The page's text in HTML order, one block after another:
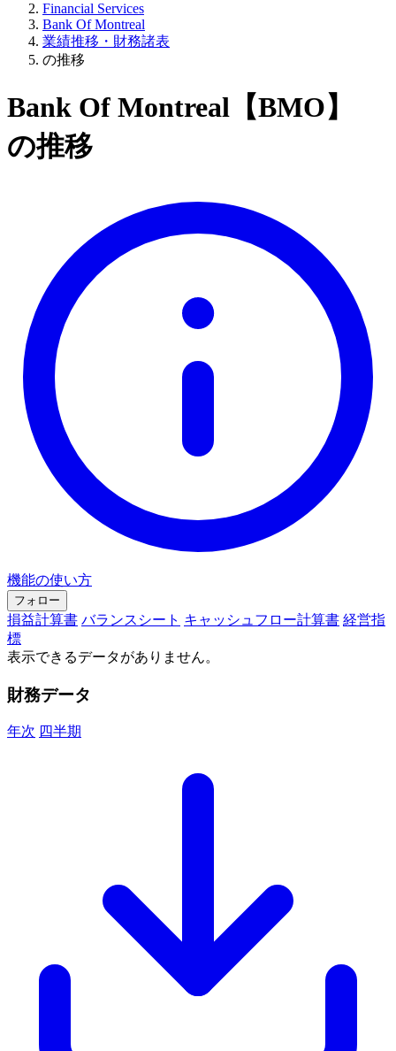
Financial Services
Bank Of Montreal
業績推移・財務諸表
の推移
Bank Of Montreal【BMO】
の推移
機能の使い方
フォロー
損益計算書 バランスシート キャッシュフロー計算書 経営指
標
表示できるデータがありません。
財務データ
年次 四半期